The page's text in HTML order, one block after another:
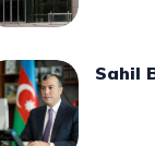
Sahil